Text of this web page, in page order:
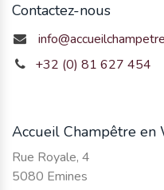
Contactez-nous
+32 (0) 81 627 454
Accueil Champêtre en
Rue Royale, 4
5080 Emines